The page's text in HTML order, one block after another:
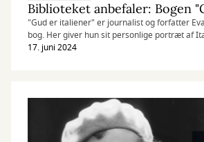
"Gud er italiener" er journalist og forfatter
bog. Her giver hun sit personlige portræt af
kærlighedserklæring til landet, dets kultur og
17. juni 2024